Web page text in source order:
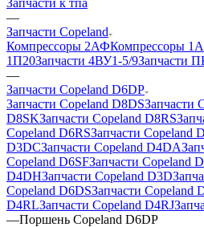
—
Запчасти Copeland
Компрессоры 2АФКомпрессоры 1А
1П20Запчасти 4ВУ1-5/9Запчасти
—
Запчасти Copeland D6DP
Запчасти Copeland D8DSЗапчасти
D8SKЗапчасти Copeland D8RS
Copeland D6RSЗапчасти Copeland
D3DCЗапчасти Copeland D4DA
Copeland D6SFЗапчасти Copeland
D4DHЗапчасти Copeland D3D
Copeland D6DSЗапчасти Copeland
D4RLЗапчасти Copeland D4RJ
—Поршень Copeland D6DP